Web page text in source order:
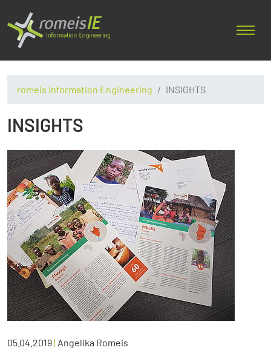
romeis Information Engineering INSIGHTS
INSIGHTS
05.04.2019| Angelika Romeis